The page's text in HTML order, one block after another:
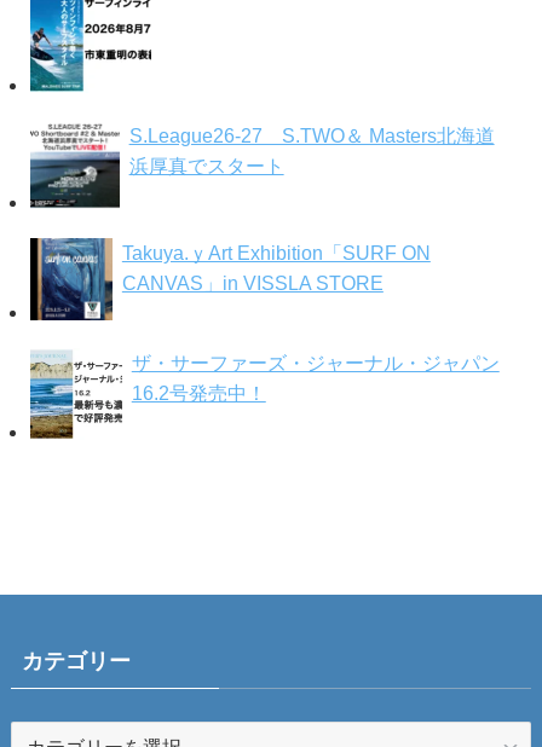
S.League26-27 S.TWO＆ Masters北海道
浜厚真でスタート
Takuya.ｙArt Exhibition「SURF ON
CANVAS」in VISSLA STORE
ザ・サーファーズ・ジャーナル・ジャパン
16.2号発売中！
カテゴリー